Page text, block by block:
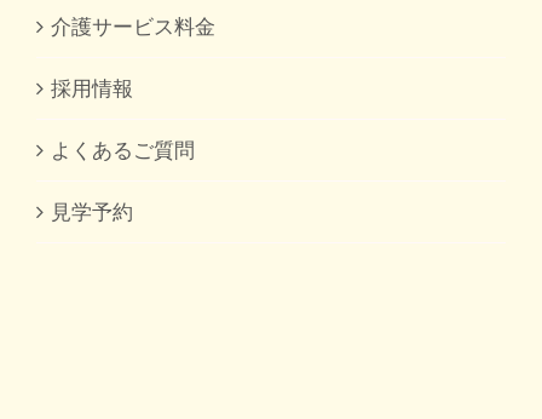
介護サービス料金
採用情報
よくあるご質問
見学予約